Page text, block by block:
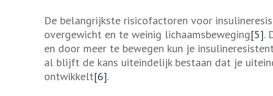
De belangrijkste risicofactoren voor
overgewicht en te weinig lichaamsbeweging[5].
en door meer te bewegen kun je
al blijft de kans uiteindelijk bestaan dat je
ontwikkelt[6].